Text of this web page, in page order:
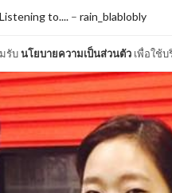
รับนโยบายความเป็นส่วนตัว เพื่อใช้บ
Listening to....– rain_blablobly